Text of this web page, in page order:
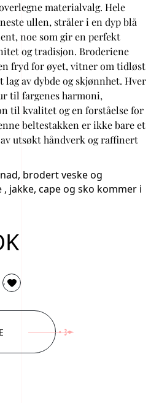
materialvalg. Hele
ullen, stråler i en dyp blå
noe som gir en perfekt
og tradisjon. Broderiene
fryd for øyet, vitner om tidløst
av dybde og skjønnhet. Hver
til fargenes harmoni,
til kvalitet og en forståelse for
beltestakken er ikke bare et
utsøkt håndverk og raffinert
brodert veske og
jakke, cape og sko kommer i
.